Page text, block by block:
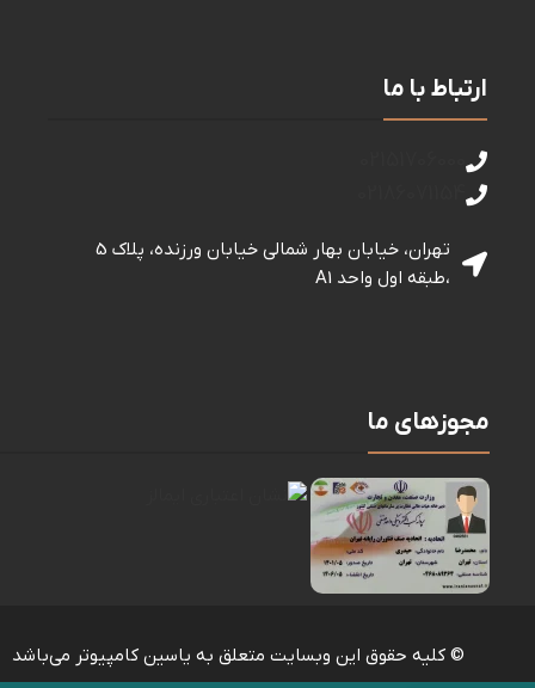
ارتباط با ما
تهران، خیابان بهار شمالی خيابان ورزنده، پلاک 5
،طبقه اول واحد A1
مجوزهای ما
© کلیه حقوق این وبسایت متعلق به یاسین کامپیوتر می‌باشد